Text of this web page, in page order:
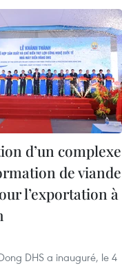
d’un complexe
de viande
l’exportation à
DHS a inauguré, le 4